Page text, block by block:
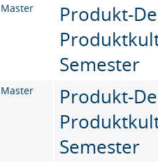
Master
Produkt-
Semester
Master
Produkt-
Semester